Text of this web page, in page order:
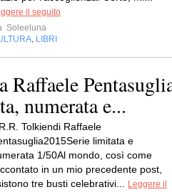
il seguito
Soleeluna
LIBRI
Raffaele
numerata e...
Tolkiendi Raffaele
limitata e
1/50Al mondo, così come
in un mio precedente post,
tre busti celebrativi...
Leggere il